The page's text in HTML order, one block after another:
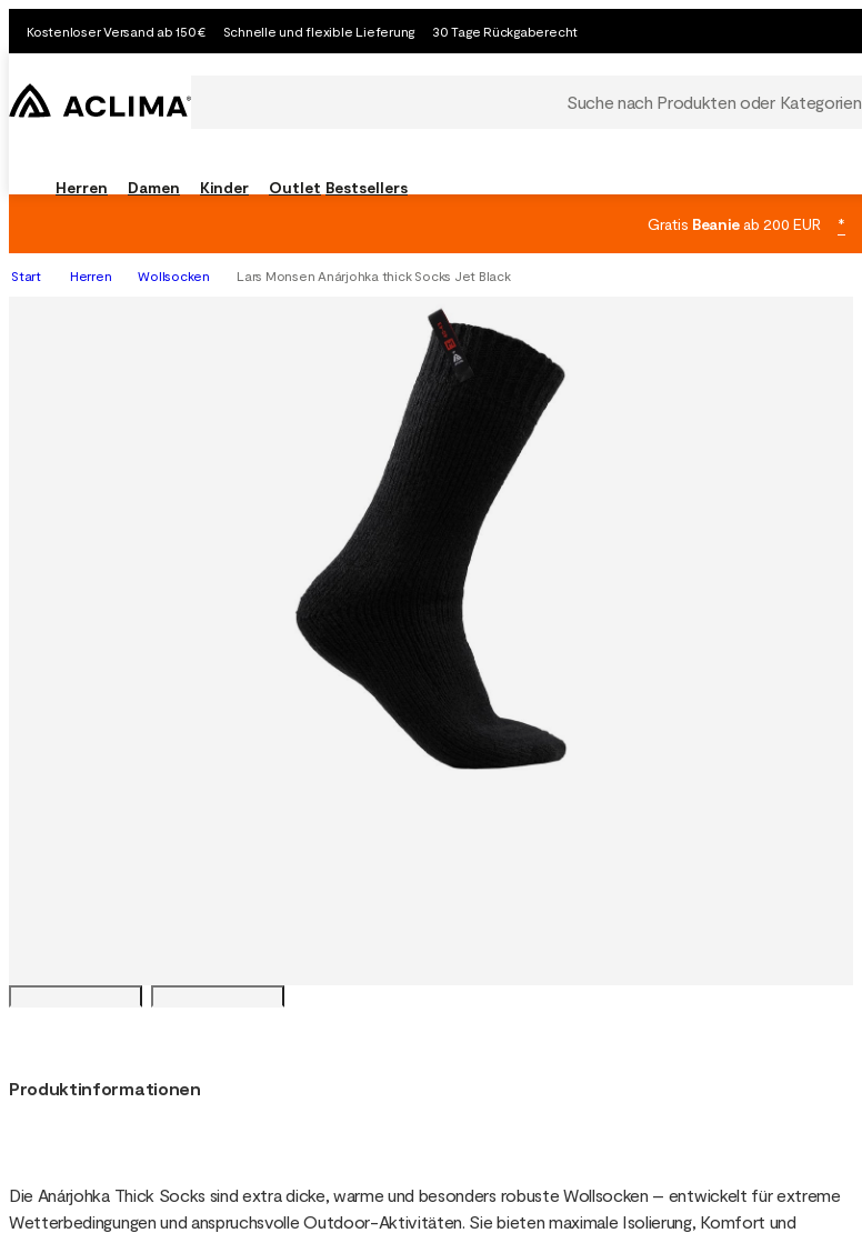
Kostenloser Versand ab 150€ Schnelle und flexible Lieferung 30 Tage Rückgaberecht
Suche nach Produkten oder Kategorien
Herren Damen Kinder Outlet Bestsellers
Gratis Beanieab 200 EUR *
Start Herren Wollsocken Lars Monsen Anárjohka thick Socks Jet Black
Produktinformationen
Die Anárjohka Thick Socks sind extra dicke, warme und besonders robuste Wollsocken – entwickelt für extreme
Wetterbedingungen und anspruchsvolle Outdoor-Aktivitäten. Sie bieten maximale Isolierung, Komfort und